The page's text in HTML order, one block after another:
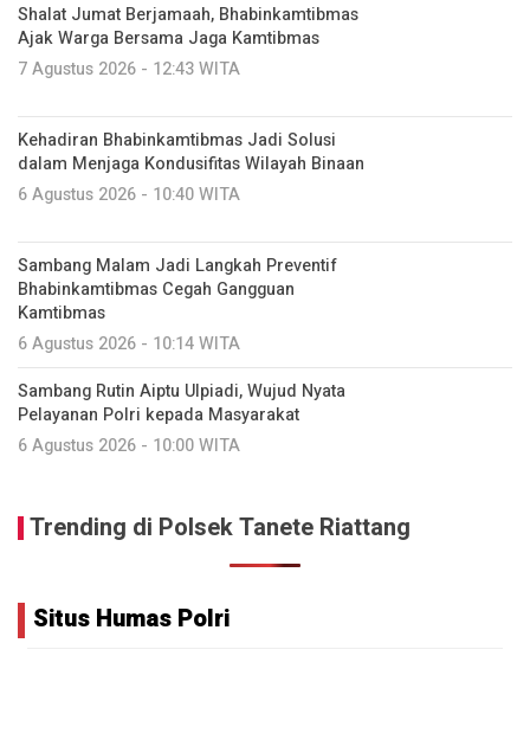
Shalat Jumat Berjamaah, Bhabinkamtibmas
Ajak Warga Bersama Jaga Kamtibmas
7 Agustus 2026 - 12:43 WITA
Kehadiran Bhabinkamtibmas Jadi Solusi
dalam Menjaga Kondusifitas Wilayah Binaan
6 Agustus 2026 - 10:40 WITA
Sambang Malam Jadi Langkah Preventif
Bhabinkamtibmas Cegah Gangguan
Kamtibmas
6 Agustus 2026 - 10:14 WITA
Sambang Rutin Aiptu Ulpiadi, Wujud Nyata
Pelayanan Polri kepada Masyarakat
6 Agustus 2026 - 10:00 WITA
Trending di Polsek Tanete Riattang
Situs Humas Polri